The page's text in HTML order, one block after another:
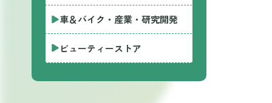
車＆バイク・産業・研究開発
ビューティーストア